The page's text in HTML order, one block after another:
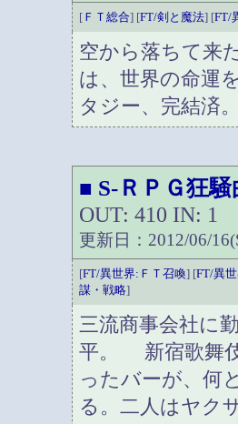
[ ＦＴ総合] [FT/剣と魔法] [FT/
空から落ちて来
は、世界の命運
タジー、完結済
■ S-ＲＰＧ狂
OUT: 410 IN: 1
更新日：2012/06/
[FT/異世界:ＦＴ召喚] [FT/異
謀・戦略]
三流商事会社に
平。 新宿歌舞
ったバーが、何
る。二人はヤク